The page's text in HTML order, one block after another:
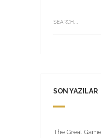
SON YAZILAR
The Great